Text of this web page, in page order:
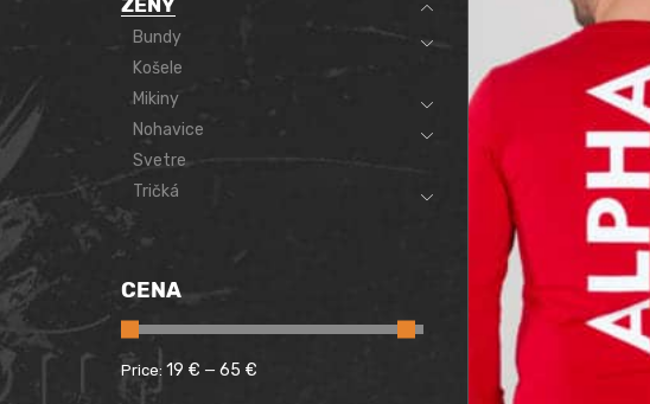
ŽENY
Bundy
Košele
Mikiny
Nohavice
Svetre
Tričká
CENA
Price: 19 € — 65 €